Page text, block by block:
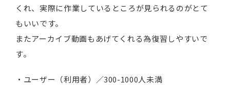
くれ、実際に作業しているところが見られるのがとて
もいいです。
またアーカイブ動画もあげてくれる為復習しやすいで
す。
・ユーザー（利用者）／300-1000人未満